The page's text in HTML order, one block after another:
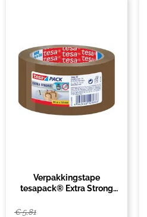
Verpakkingstape
tesapack® Extra Strong
€5,81